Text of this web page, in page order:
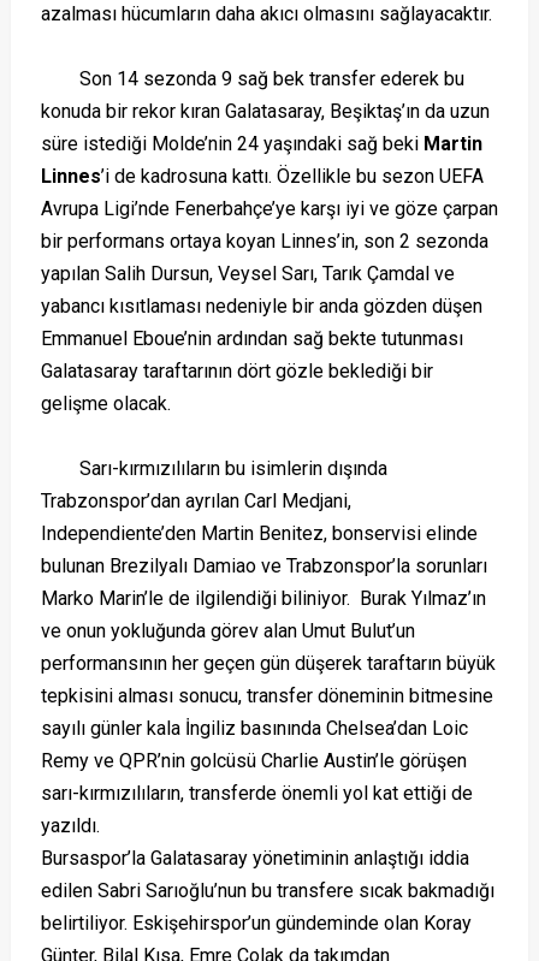
azalması hücumların daha akıcı olmasını sağlayacaktır.
Son 14 sezonda 9 sağ bek transfer ederek bu
konuda bir rekor kıran Galatasaray, Beşiktaş’ın da uzun
süre istediği Molde’nin 24 yaşındaki sağ beki Martin
Linnes’i de kadrosuna kattı. Özellikle bu sezon UEFA
Avrupa Ligi’nde Fenerbahçe’ye karşı iyi ve göze çarpan
bir performans ortaya koyan Linnes’in, son 2 sezonda
yapılan Salih Dursun, Veysel Sarı, Tarık Çamdal ve
yabancı kısıtlaması nedeniyle bir anda gözden düşen
Emmanuel Eboue’nin ardından sağ bekte tutunması
Galatasaray taraftarının dört gözle beklediği bir
gelişme olacak.
Sarı-kırmızılıların bu isimlerin dışında
Trabzonspor’dan ayrılan Carl Medjani,
Independiente’den Martin Benitez, bonservisi elinde
bulunan Brezilyalı Damiao ve Trabzonspor’la sorunları
Marko Marin’le de ilgilendiği biliniyor. Burak Yılmaz’ın
ve onun yokluğunda görev alan Umut Bulut’un
performansının her geçen gün düşerek taraftarın büyük
tepkisini alması sonucu, transfer döneminin bitmesine
sayılı günler kala İngiliz basınında Chelsea’dan Loic
Remy ve QPR’nin golcüsü Charlie Austin’le görüşen
sarı-kırmızılıların, transferde önemli yol kat ettiği de
yazıldı.
Bursaspor’la Galatasaray yönetiminin anlaştığı iddia
edilen Sabri Sarıoğlu’nun bu transfere sıcak bakmadığı
belirtiliyor. Eskişehirspor’un gündeminde olan Koray
Günter, Bilal Kısa, Emre Çolak da takımdan